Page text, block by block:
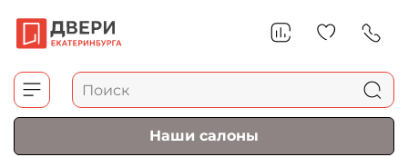
Наши салоны